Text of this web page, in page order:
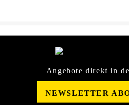
Angebote direkt in
NEWSLETTER